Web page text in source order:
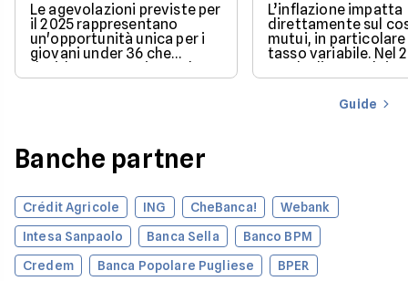
Le agevolazioni previste per
il 2025 rappresentano
un'opportunità unica per i
giovani under 36 che
desiderano acquistare la
loro prima casa.
L’inflazione impatta
direttamente sul
mutui, in particolare
tasso variabile. Nel
con la discesa dei
il mercato offre
più favorevoli per
finanziareGuide
Banche partner
Crédit Agricole ING CheBanca!
Webank
Intesa Sanpaolo
Banca Sella
Banco BPM
Credem
Banca Popolare Pugliese
BPER